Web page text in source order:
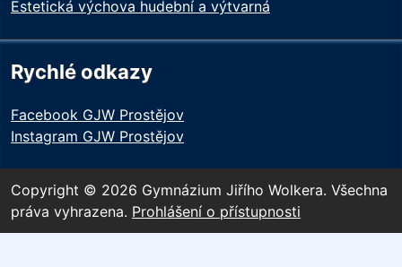
Estetická výchova hudební a výtvarná
Rychlé odkazy
Facebook GJW Prostějov
Instagram GJW Prostějov
Copyright © 2026 Gymnázium Jiřího Wolkera. Všechna
práva vyhrazena. Prohlášení o přístupnosti